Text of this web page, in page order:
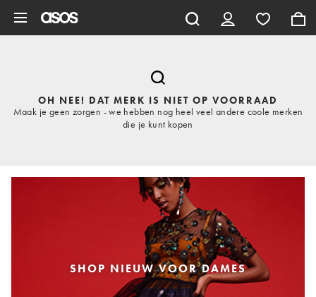
OH NEE! DAT MERK IS NIET OP VOORRAAD
Maak je geen zorgen - we hebben nog heel veel andere coole merken
die je kunt kopen
SHOP NIEUW VOOR DAMES